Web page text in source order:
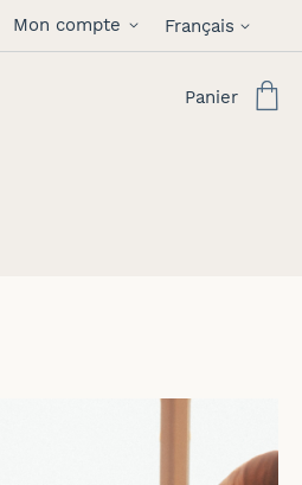
Mon compte Langue
Français
Panier